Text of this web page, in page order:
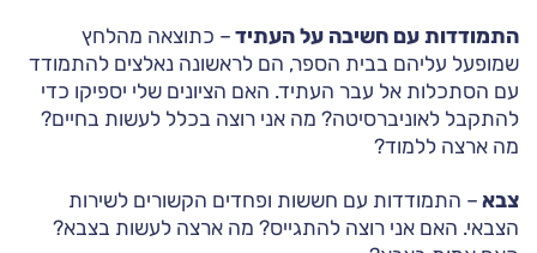
התמודדות עם חשיבה על העתיד – כתוצאה מהלחץ
שמופעל עליהם בבית הספר, הם לראשונה נאלצים להתמודד
עם הסתכלות אל עבר העתיד. האם הציונים שלי יספיקו כדי
להתקבל לאוניברסיטה? מה אני רוצה בכלל לעשות בחיים?
מה ארצה ללמוד?
צבא – התמודדות עם חששות ופחדים הקשורים לשירות
הצבאי. האם אני רוצה להתגייס? מה ארצה לעשות בצבא?